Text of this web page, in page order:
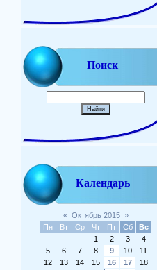
Поиск
Календарь
« Октябрь 2015 »
Пн
Вт Ср Чт Пт Сб
Вс
1
2 3
4
5
6 7 8 9 10
11
12
13 14 15 16 17
18